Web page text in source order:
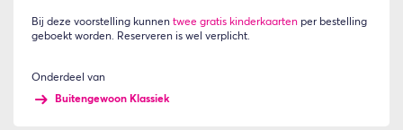
Bij deze voorstelling kunnen twee gratis kinderkaarten per bestelling
geboekt worden. Reserveren is wel verplicht.
Onderdeel van
Buitengewoon Klassiek